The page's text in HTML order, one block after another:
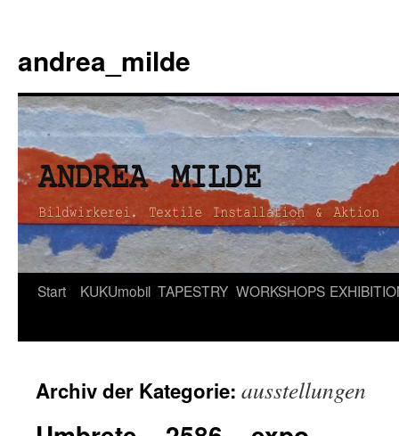
andrea_milde
Zum
Start KUKUmobil TAPESTRY WORKSHOPS
Archiv der Kategorie: ausstellungen